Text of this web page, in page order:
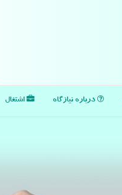
درباره نیازگاه اشتغال